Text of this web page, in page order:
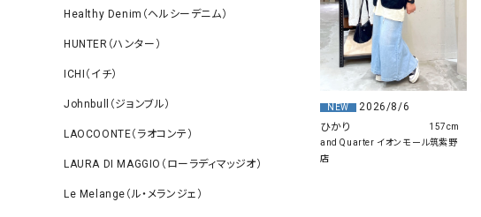
Healthy Denim（ヘルシーデニム）
HUNTER（ハンター）
ICHI（イチ）
Johnbull（ジョンブル）
LAOCOONTE（ラオコンテ）
LAURA DI MAGGIO（ローラディマッジオ）
Le Melange（ル・メランジェ）
NEW
2026/8/6
ひかり
and Quarter イオンモール筑紫野
店
157cm